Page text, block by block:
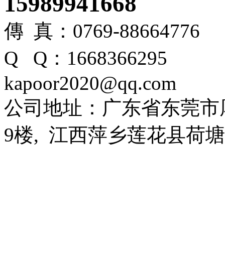
傳 真：0769-88664776
Q Q：
kapoor2020@qq.com
公司地址：广东省东莞
9楼, 江西萍乡莲花县荷